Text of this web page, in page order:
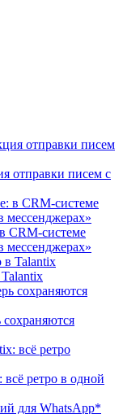
отправки писем с
CRM-системе
мессенджерах»
ретро в одной